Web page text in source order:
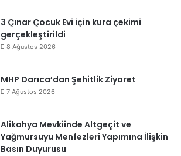
3 Çınar Çocuk Evi için kura çekimi
gerçekleştirildi
8 Ağustos 2026
MHP Darıca’dan Şehitlik Ziyaret
7 Ağustos 2026
Alikahya Mevkiinde Altgeçit ve
Yağmursuyu Menfezleri Yapımına İlişkin
Basın Duyurusu